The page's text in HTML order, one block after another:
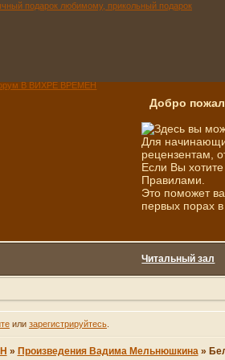
Добро
Здесь вы
Для
рецензентам,
Если Вы хотите
Правилами.
Это поможет
первых порах в
Читальный зал
или зарегистрируйтесь.
» Произведения Вадима Мельнюшкина »